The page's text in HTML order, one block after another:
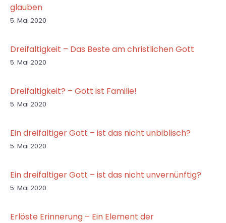
glauben
5. Mai 2020
Dreifaltigkeit – Das Beste am christlichen Gott
5. Mai 2020
Dreifaltigkeit? – Gott ist Familie!
5. Mai 2020
Ein dreifaltiger Gott – ist das nicht unbiblisch?
5. Mai 2020
Ein dreifaltiger Gott – ist das nicht unvernünftig?
5. Mai 2020
Erlöste Erinnerung – Ein Element der